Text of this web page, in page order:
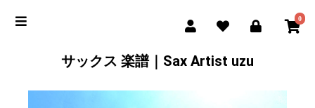
0
サックス 楽譜｜Sax Artist uzu